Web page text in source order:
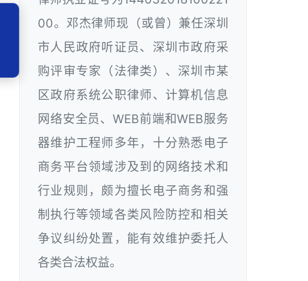
00。邓杰律师现（或曾）兼任深圳
市人民政府听证员、深圳市政府采
购评审专家（法律类）、深圳市某
区政府系统公职律师、计算机信息
网络安全员、WEB前端和WEB服务
器维护工程师多年，十分熟悉电子
商务平台领域涉及到的网络技术和
行业规则，颇为擅长电子商务和强
制执行等领域各类风险防控和相关
争议纠纷处置，能有效维护委托人
各类合法权益。